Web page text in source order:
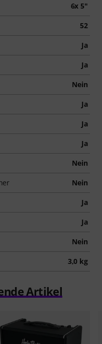
6x 5"
52
Ja
Ja
Nein
Ja
Ja
Ja
Nein
Nein
Ja
Ja
Nein
3,0 kg
Artikel